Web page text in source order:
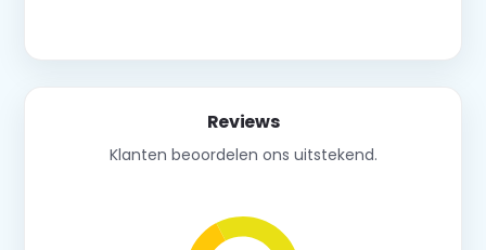
Reviews
Klanten beoordelen ons uitstekend.